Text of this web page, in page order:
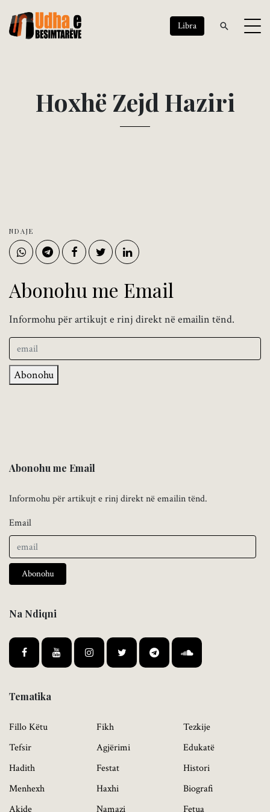
Libra
Hoxhë Zejd Haziri
NDAJE
Abonohu me Email
Informohu për artikujt e rinj direkt në emailin tënd.
Abonohu
Abonohu me Email
Informohu për artikujt e rinj direkt në emailin tënd.
Email
Abonohu
Na Ndiqni
Tematika
Fillo Këtu
Tefsir
Hadith
Menhexh
Akide
Fikh
Agjërimi
Festat
Haxhi
Namazi
Tezkije
Edukatë
Histori
Biografi
Fetua